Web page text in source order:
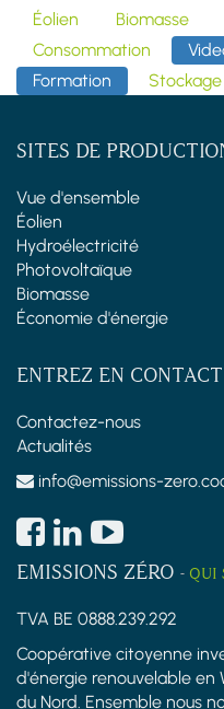
Éolien
Biomasse
Consommation
Formation
Stockage
SITES DE
Vue d'ensemble
Éolien
Hydroélectricité
Photovoltaïque
Biomasse
Économie d'énergie
ENTREZ EN
Contactez-nous
Actualités
info@emissions-
EMISSIONS ZÉRO - QUI
TVA BE 0888.239.292
Coopérative citoyenne
d'énergie renouvelable en
du Nord. Ensemble nous